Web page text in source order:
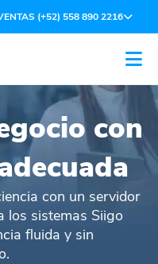
(+52) 558 890 2216
con
con un servidor
los sistemas Siigo
fluida y sin